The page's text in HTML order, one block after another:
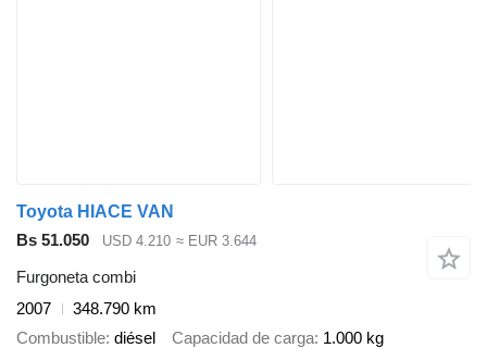
Toyota HIACE VAN
Bs 51.050
USD 4.210 ≈ EUR 3.644
Furgoneta combi
2007
348.790 km
Combustible diésel Capacidad de carga 1.000 kg